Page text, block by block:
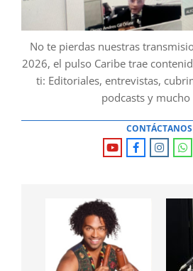
No te pierdas nuestras
2026, el pulso Caribe trae
ti: Editoriales, entrevistas,
podcasts y mucho
CONTÁCTANOS